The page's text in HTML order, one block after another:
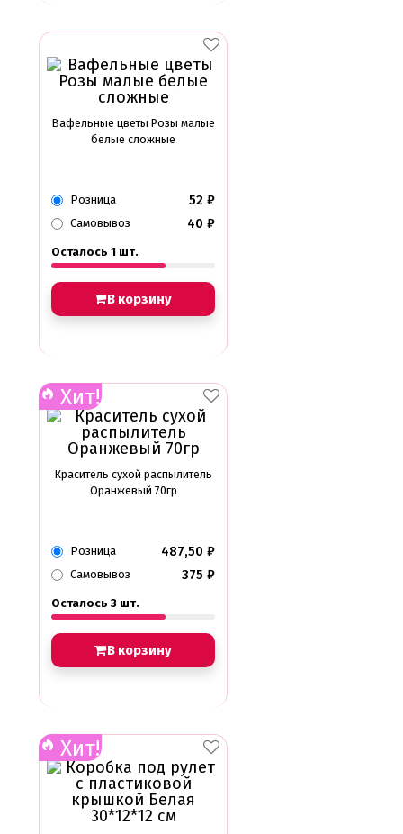
Вафельные цветы Розы малые
белые сложные
Розница 52 ₽
Самовывоз 40 ₽
Осталось 1 шт.
В корзину
Хит!
Краситель сухой распылитель
Оранжевый 70гр
Розница 487,50 ₽
Самовывоз 375 ₽
Осталось 3 шт.
В корзину
Хит!